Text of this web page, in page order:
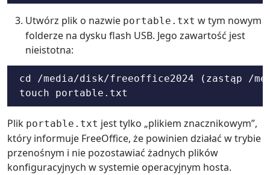
Utwórz plik o nazwie portable.txt w tym nowym
folderze na dysku flash USB. Jego zawartość jest
nieistotna:
cd /media/disk/freeoffice2024 (zastąp /
touch portable.txt
Plik portable.txt jest tylko „plikiem znacznikowym”,
który informuje FreeOffice, że powinien działać w trybie
przenośnym i nie pozostawiać żadnych plików
konfiguracyjnych w systemie operacyjnym hosta.